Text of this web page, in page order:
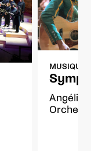
MUSIQUE